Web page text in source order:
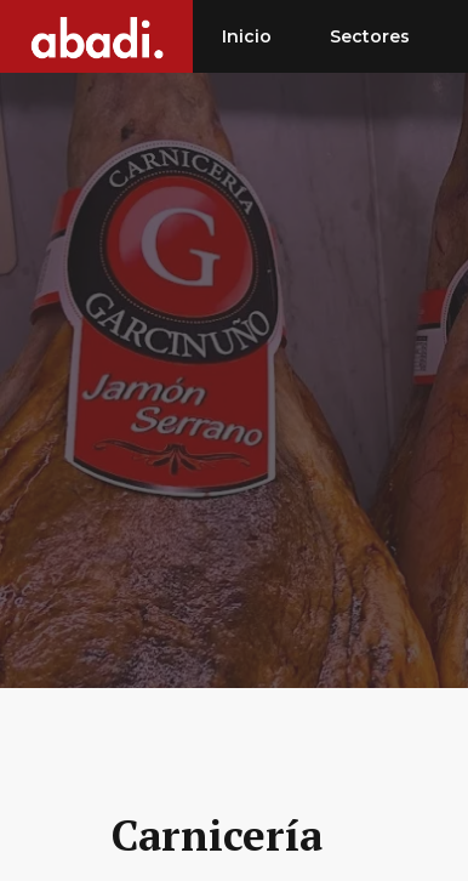
contenido
Inicio Sectores
Carnicería